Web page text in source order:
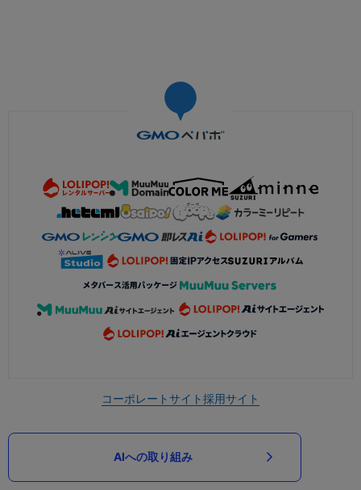
コーポレートサイト採用サイト
AIへの取り組み